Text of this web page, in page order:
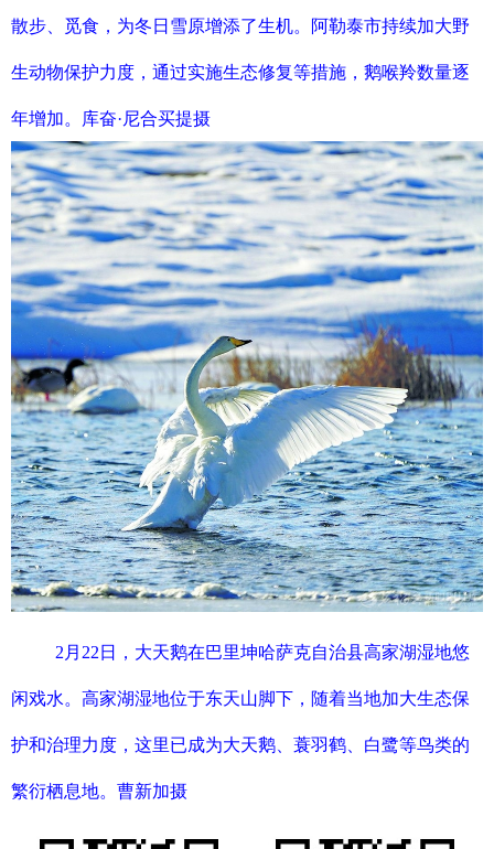
散步、觅食，为冬日雪原增添了生机。阿勒泰市持续加大野
生动物保护力度，通过实施生态修复等措施，鹅喉羚数量逐
年增加。库奋·尼合买提摄
2月22日，大天鹅在巴里坤哈萨克自治县高家湖湿地悠
闲戏水。高家湖湿地位于东天山脚下，随着当地加大生态保
护和治理力度，这里已成为大天鹅、蓑羽鹤、白鹭等鸟类的
繁衍栖息地。曹新加摄